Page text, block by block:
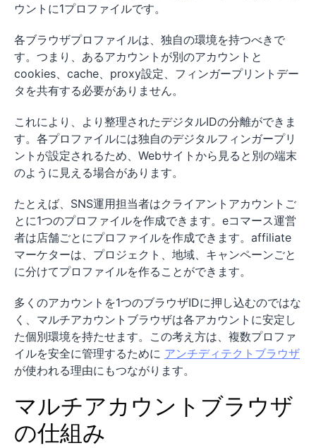
ウントに1プロファイルです。
各ブラウザプロファイルは、独自の環境を持つべきで
す。つまり、あるアカウントが別のアカウントと
cookies、cache、proxy設定、フィンガープリントデー
タを共有する必要がありません。
これにより、より整理されたデジタルIDの分離ができま
す。各プロファイルには独自のデジタルフィンガープリ
ントが設定されるため、Webサイトから見ると別の端末
のように見える場合があります。
たとえば、SNS運用担当者はクライアントアカウントご
とに1つのプロファイルを作成できます。eコマース運営
者は店舗ごとにプロファイルを作成できます。affiliate
マーケターは、プロジェクト、地域、キャンペーンごと
に分けてプロファイルを作ることができます。
多くのアカウントを1つのブラウザIDに押し込むのではな
く、マルチアカウントブラウザは各アカウントに安定し
た個別環境を持たせます。この考え方は、複数プロファ
イルを安全に管理するために アンチディテクトブラウザ
が使われる理由にもつながります。
マルチアカウントブラウザ
の仕組み